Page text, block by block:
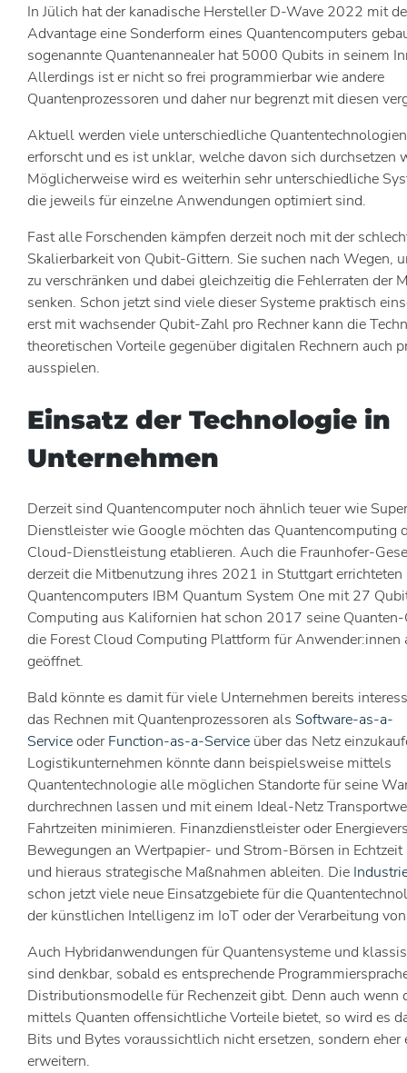
In Jülich hat der kanadische Hersteller D-Wave 2022 mit
Advantage eine Sonderform eines Quantencomputers
sogenannte Quantenannealer hat 5000 Qubits in seinem
Allerdings ist er nicht so frei programmierbar wie andere
Quantenprozessoren und daher nur begrenzt mit diesen
Aktuell werden viele unterschiedliche
erforscht und es ist unklar, welche davon sich durchsetzen
Möglicherweise wird es weiterhin sehr unterschiedliche
die jeweils für einzelne Anwendungen optimiert sind.
Fast alle Forschenden kämpfen derzeit noch mit der
Skalierbarkeit von Qubit-Gittern. Sie suchen nach Wegen,
zu verschränken und dabei gleichzeitig die Fehlerraten der
senken. Schon jetzt sind viele dieser Systeme praktisch
erst mit wachsender Qubit-Zahl pro Rechner kann die
theoretischen Vorteile gegenüber digitalen Rechnern auch
ausspielen.
Einsatz der Technologie in
Unternehmen
Derzeit sind Quantencomputer noch ähnlich teuer wie
Dienstleister wie Google möchten das Quantencomputing
Cloud-Dienstleistung etablieren. Auch die Fraunhofer-
derzeit die Mitbenutzung ihres 2021 in Stuttgart errichteten
Quantencomputers IBM Quantum System One mit 27
Computing aus Kalifornien hat schon 2017 seine
die Forest Cloud Computing Plattform für Anwender:innen
geöffnet.
Bald könnte es damit für viele Unternehmen bereits
das Rechnen mit Quantenprozessoren als Software-as-a-
ServiceoderFunction-as-a-Service über das Netz
Logistikunternehmen könnte dann beispielsweise mittels
Quantentechnologie alle möglichen Standorte für seine
durchrechnen lassen und mit einem Ideal-Netz
Fahrtzeiten minimieren. Finanzdienstleister oder
Bewegungen an Wertpapier- und Strom-Börsen in Echtzeit
und hieraus strategische Maßnahmen ableiten. Die
schon jetzt viele neue Einsatzgebiete für die
der künstlichen Intelligenz im IoT oder der Verarbeitung
Auch Hybridanwendungen für Quantensysteme und
sind denkbar, sobald es entsprechende
Distributionsmodelle für Rechenzeit gibt. Denn auch wenn
mittels Quanten offensichtliche Vorteile bietet, so wird es
Bits und Bytes voraussichtlich nicht ersetzen, sondern eher
erweitern.